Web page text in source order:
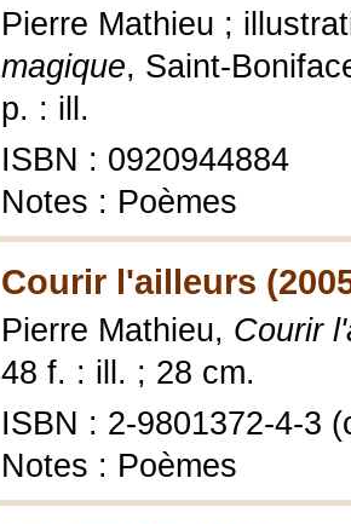
Pierre Mathieu ;
magique, Saint-
p. : ill.
ISBN : 0920944884
Notes : Poèmes
Courir l'ailleurs
Pierre Mathieu, Courir
48 f. : ill. ; 28 cm.
ISBN : 2-9801372-4-3
Notes : Poèmes